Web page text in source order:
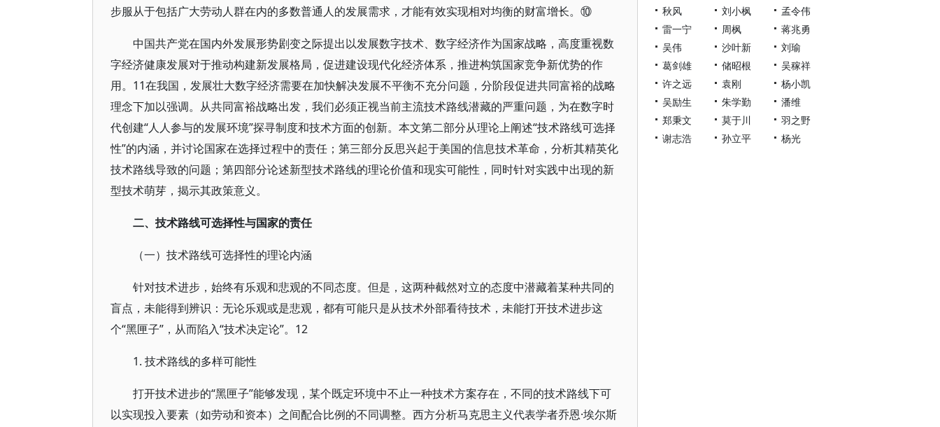
步服从于包括广大劳动人群在内的多数普通人的发展需求，才能有效实现相对均衡的财富增长。⑩
中国共产党在国内外发展形势剧变之际提出以发展数字技术、数字经济作为国家战略，高度重视数
字经济健康发展对于推动构建新发展格局，促进建设现代化经济体系，推进构筑国家竞争新优势的作
用。11在我国，发展壮大数字经济需要在加快解决发展不平衡不充分问题，分阶段促进共同富裕的战略
理念下加以强调。从共同富裕战略出发，我们必须正视当前主流技术路线潜藏的严重问题，为在数字时
代创建“人人参与的发展环境”探寻制度和技术方面的创新。本文第二部分从理论上阐述“技术路线可选择
性”的内涵，并讨论国家在选择过程中的责任；第三部分反思兴起于美国的信息技术革命，分析其精英化
技术路线导致的问题；第四部分论述新型技术路线的理论价值和现实可能性，同时针对实践中出现的新
型技术萌芽，揭示其政策意义。
二、技术路线可选择性与国家的责任
（一）技术路线可选择性的理论内涵
针对技术进步，始终有乐观和悲观的不同态度。但是，这两种截然对立的态度中潜藏着某种共同的
盲点，未能得到辨识：无论乐观或是悲观，都有可能只是从技术外部看待技术，未能打开技术进步这
个“黑匣子”，从而陷入“技术决定论”。12
1. 技术路线的多样可能性
打开技术进步的“黑匣子”能够发现，某个既定环境中不止一种技术方案存在，不同的技术路线下可
以实现投入要素（如劳动和资本）之间配合比例的不同调整。西方分析马克思主义代表学者乔恩·埃尔斯
秋风
刘小枫
孟令伟
雷一宁
周枫
蒋兆勇
吴伟
沙叶新
刘瑜
葛剑雄
储昭根
吴稼祥
许之远
袁刚
杨小凯
吴励生
朱学勤
潘维
郑秉文
莫于川
羽之野
谢志浩
孙立平 杨光